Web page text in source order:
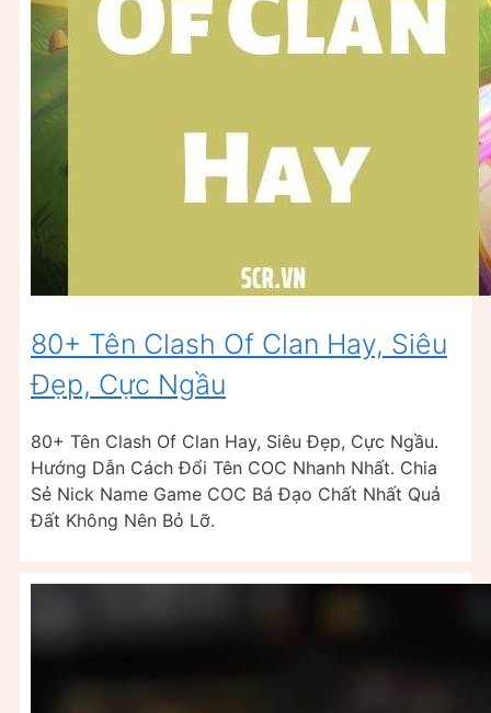
80+ Tên Clash Of Clan Hay, Siêu
Đẹp, Cực Ngầu
80+ Tên Clash Of Clan Hay, Siêu Đẹp, Cực Ngầu.
Hướng Dẫn Cách Đổi Tên COC Nhanh Nhất. Chia
Sẻ Nick Name Game COC Bá Đạo Chất Nhất Quả
Đất Không Nên Bỏ Lỡ.